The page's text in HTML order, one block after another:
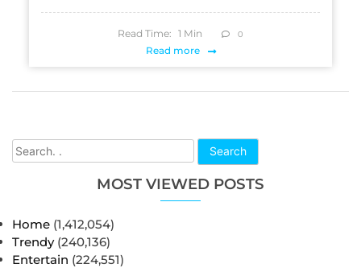
Search
MOST VIEWED POSTS
Home (1,412,054)
Trendy (240,136)
Entertain (224,551)
Read Time: 1 Min 0
Read more